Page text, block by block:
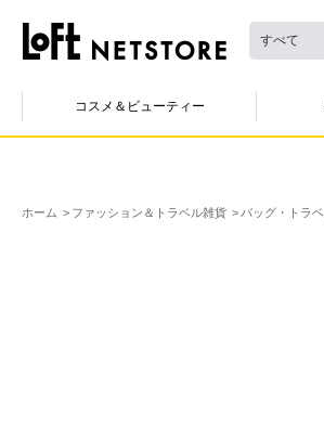
すべて
コスメ＆ビューティー
ホーム ファッション＆トラベル雑貨 バッグ・トラ